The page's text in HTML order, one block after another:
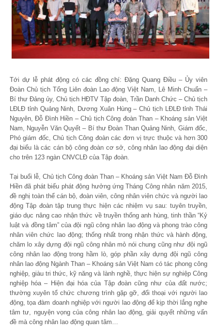
Tới dự lễ phát động có các đồng chí: Đặng Quang Điều – Ủy viên
Đoàn Chủ tịch Tổng Liên đoàn Lao động Việt Nam, Lê Minh Chuẩn –
Bí thư Đảng ủy, Chủ tịch HĐTV Tập đoàn, Trần Danh Chức – Chủ tịch
LĐLĐ tỉnh Quảng Ninh, Dương Xuân Hùng – Chủ tịch LĐLĐ tỉnh Thái
Nguyên, Đỗ Đình Hiền – Chủ tịch Công đoàn Than – Khoáng sản Việt
Nam, Nguyễn Văn Quyết – Bí thư Đoàn Than Quảng Ninh, Giám đốc,
Phó giám đốc, Chủ tịch Công đoàn các đơn vị trực thuộc và hơn 300
đại biểu là các cán bộ công đoàn cơ sở, công nhân lao động đại diện
cho trên 123 ngàn CNVCLĐ của Tập đoàn.
Tại buổi lễ, Chủ tịch Công đoàn Than – Khoáng sản Việt Nam Đỗ Đình
Hiền đã phát biểu phát động hưởng ứng Tháng Công nhân năm 2015,
đề nghị toàn thể cán bộ, đoàn viên, công nhân viên chức và người lao
động Tập đoàn tập trung thực hiện các nhiệm vụ sau: tuyên truyền,
giáo dục nâng cao nhận thức về truyền thống anh hùng, tinh thần “Kỷ
luật và đồng tâm” của đội ngũ công nhân lao động và phong trào công
nhân viên chức lao động; thống nhất trong nhận thức và hành động,
chăm lo xây dựng đội ngũ công nhân mỏ nói chung cũng như đội ngũ
công nhân lao động trong hầm lò, góp phần xây dựng đội ngũ công
nhân lao động Ngành Than – Khoáng sản Việt Nam có tác phong công
nghiệp, giàu tri thức, kỹ năng và lành nghề, thực hiện sự nghiệp Công
nghiệp hóa – Hiện đại hóa của Tập đoàn cũng như của đất nước;
thường xuyên tổ chức chương trình gặp gỡ, đối thoại với người lao
động, tọa đàm doanh nghiệp với người lao động để kịp thời lắng nghe
tâm tư, nguyện vọng của công nhân lao động, giải quyết những vấn
đề mà công nhân lao động quan tâm…